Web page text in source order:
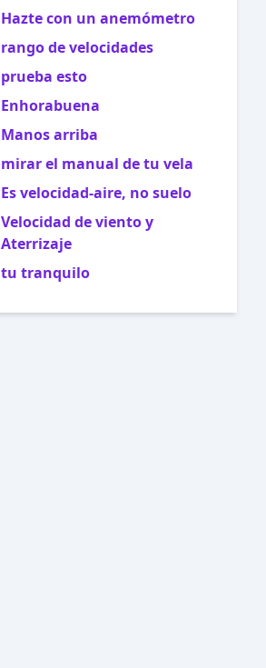
Hazte con un anemómetro
rango de velocidades
prueba esto
Enhorabuena
Manos arriba
mirar el manual de tu vela
Es velocidad-aire, no suelo
Velocidad de viento y
Aterrizaje
tu tranquilo